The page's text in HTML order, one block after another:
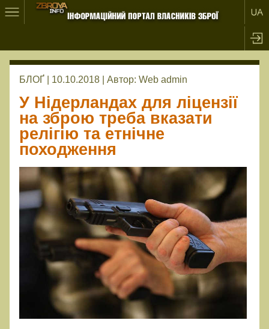
БЛОҐ | 10.10.2018 | Автор: Web admin
У Нідерландах для ліцензії
на зброю треба вказати
релігію та етнічне
походження